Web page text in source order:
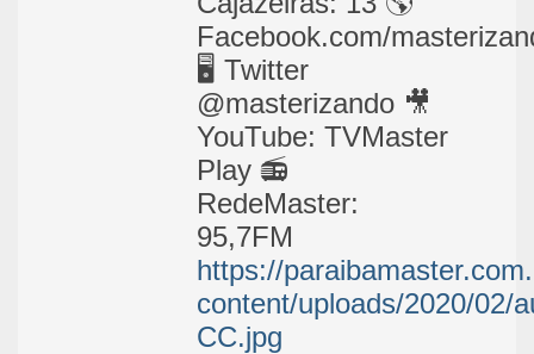
Facebook.com/
🖥 Twitter
@masterizando 🎥
YouTube: TVMaster
Play 📻
RedeMaster:
95,7FM
https://
content/uploads/2020/02/
CC.jpg